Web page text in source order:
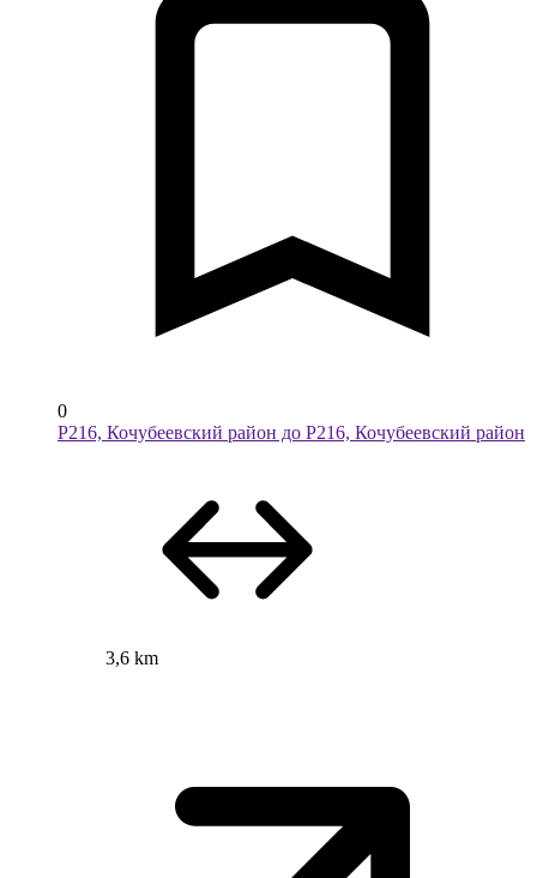
0
Р216, Кочубеевский район до Р216, Кочубеевский район
3,6 km